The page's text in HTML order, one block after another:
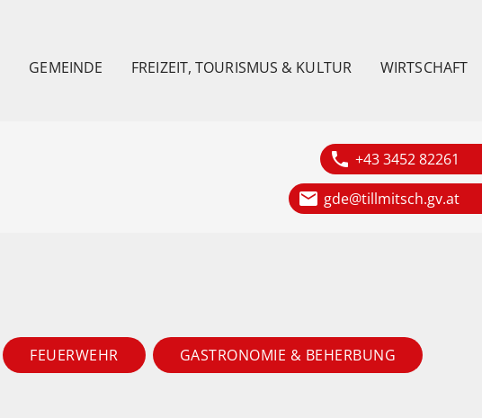
GEMEINDE FREIZEIT, TOURISMUS & KULTUR WIRTSCHAFT
phone +43 3452 82261
email gde@tillmitsch.gv.at
FEUERWEHR GASTRONOMIE & BEHERBUNG